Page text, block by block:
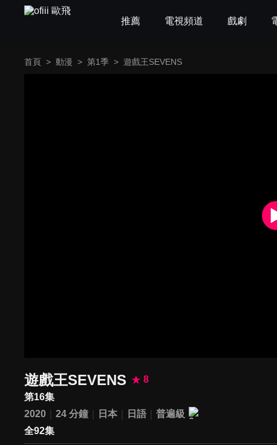
推薦 電視頻道 戲劇
首頁 > 動漫 > 第1季 > 遊戲王SEVENS
遊戲王SEVENS
8
第16集
2020
24 分鐘 日本 日語
普遍級
全92集